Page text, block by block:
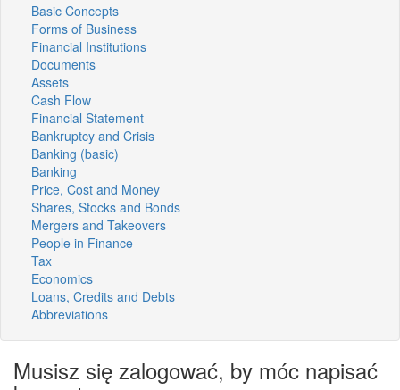
Basic Concepts
Forms of Business
Financial Institutions
Documents
Assets
Cash Flow
Financial Statement
Bankruptcy and Crisis
Banking (basic)
Banking
Price, Cost and Money
Shares, Stocks and Bonds
Mergers and Takeovers
People in Finance
Tax
Economics
Loans, Credits and Debts
Abbreviations
Musisz się zalogować, by móc napisać